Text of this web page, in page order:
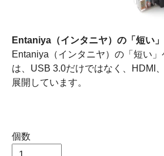
Entaniya（インタニヤ）の「短い
Entaniya（インタニヤ）の「短い
は、USB 3.0だけではなく、HDMI
展開しています。
個数